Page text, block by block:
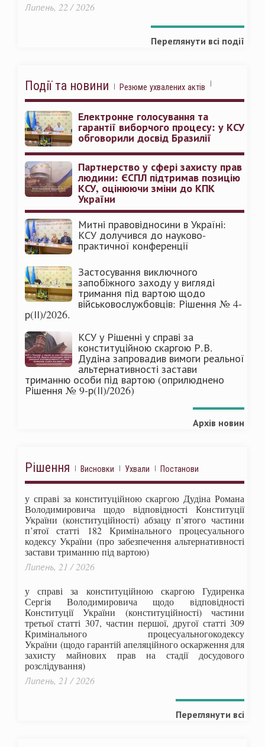
Липень, 22 / 2026
Переглянути всі події
Події та новини Резюме ухвалених актів
Електронне голосування та
гарантії виборчого процесу: у КСУ
обговорили досвід Бразилії
Партнерство у сфері захисту прав
людини: ЄСПЛ підтримав позицію
КСУ, оцінюючи зміни до КПК
України
Митні правовідносини в Україні:
КСУ долучився до науково-
практичної конференції
Застосування виключного
запобіжного заходу у вигляді
тримання під вартою щодо
військовослужбовців: Рішення № 4-
р(ІІ)/2026.
КСУ у Рішенні у справі за
конституційною скаргою Р.В.
Дудіна запровадив вимоги реальної
альтернативності застави
триманню особи під вартою (оприлюднено
Рішення № 9-р(ІІ)/2026)
Архів новин
Рішення Висновки Ухвали Постанови
у справі за конституційною скаргою Дудіна Романа
Володимировича щодо відповідності Конституції
України (конституційності) абзацу п’ятого частини
п’ятої статті 182 Кримінального процесуального
кодексу України (про забезпечення альтернативності
застави триманню під вартою)
Липень, 21 / 2026
у справі за конституційною скаргою Гудиренка
Сергія Володимировича щодо відповідності
Конституції України (конституційності) частини
третьої статті 307, частин першої, другої статті 309
Кримінального процесуальногокодексу
України (щодо гарантій апеляційного оскарження для
захисту майнових прав на стадії досудового
розслідування)
Липень, 21 / 2026
Переглянути всі